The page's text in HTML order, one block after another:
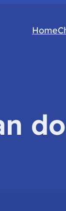
Home